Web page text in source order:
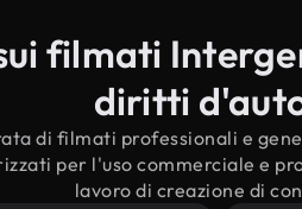
filmati
diritti
di filmati professionali e
per l'uso commerciale e
lavoro di creazione di